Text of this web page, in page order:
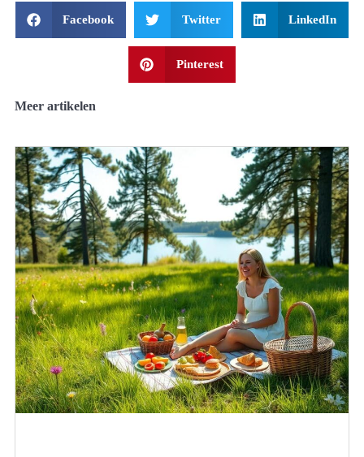
Facebook Twitter LinkedIn
Pinterest
Meer artikelen